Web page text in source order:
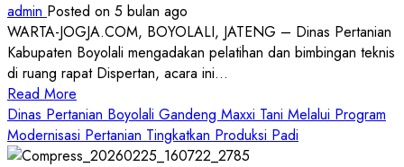
admin Posted on 5 bulan ago
WARTA-JOGJA.COM, BOYOLALI, JATENG – Dinas Pertanian
Kabupaten Boyolali mengadakan pelatihan dan bimbingan teknis
di ruang rapat Dispertan, acara ini...
Read More
more
about
Dinas
Dinas Pertanian Boyolali Gandeng Maxxi Tani Melalui Program
Modernisasi Pertanian Tingkatkan Produksi Padi